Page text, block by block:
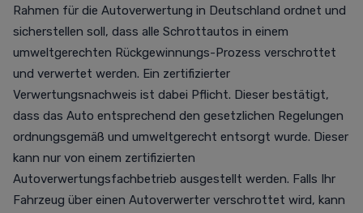
Rahmen für die Autoverwertung in Deutschland ordnet und
sicherstellen soll, dass alle Schrottautos in einem
umweltgerechten Rückgewinnungs-Prozess verschrottet
und verwertet werden. Ein zertifizierter
Verwertungsnachweis ist dabei Pflicht. Dieser bestätigt,
dass das Auto entsprechend den gesetzlichen Regelungen
ordnungsgemäß und umweltgerecht entsorgt wurde. Dieser
kann nur von einem zertifizierten
Autoverwertungsfachbetrieb ausgestellt werden. Falls Ihr
Fahrzeug über einen Autoverwerter verschrottet wird, kann